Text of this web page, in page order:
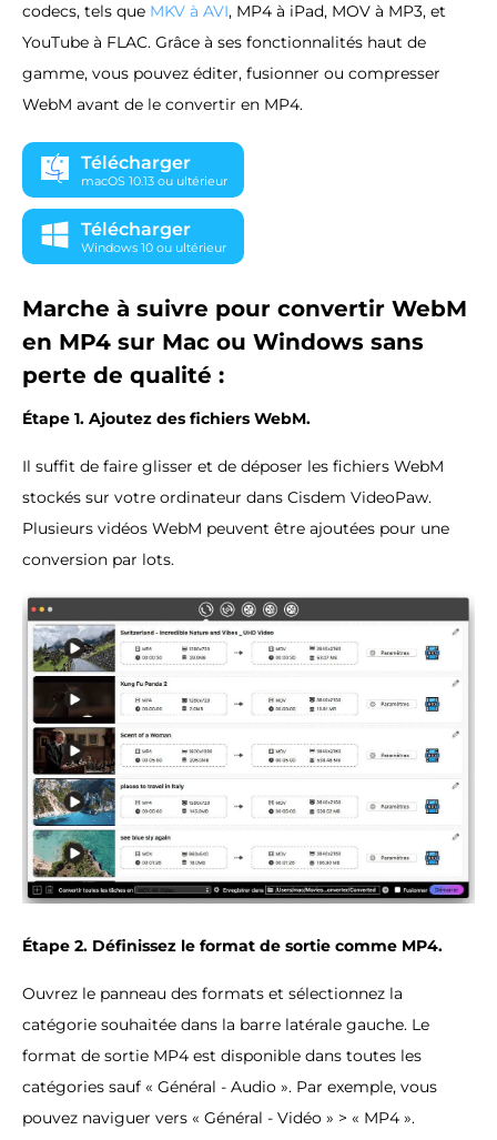
codecs, tels que MKV à AVI, MP4 à iPad, MOV à MP3, et
YouTube à FLAC. Grâce à ses fonctionnalités haut de
gamme, vous pouvez éditer, fusionner ou compresser
WebM avant de le convertir en MP4.
Télécharger
macOS 10.13 ou ultérieur
Télécharger
Windows 10 ou ultérieur
Marche à suivre pour convertir WebM
en MP4 sur Mac ou Windows sans
perte de qualité :
Étape 1. Ajoutez des fichiers WebM.
Il suffit de faire glisser et de déposer les fichiers WebM
stockés sur votre ordinateur dans Cisdem VideoPaw.
Plusieurs vidéos WebM peuvent être ajoutées pour une
conversion par lots.
Étape 2. Définissez le format de sortie comme MP4.
Ouvrez le panneau des formats et sélectionnez la
catégorie souhaitée dans la barre latérale gauche. Le
format de sortie MP4 est disponible dans toutes les
catégories sauf « Général - Audio ». Par exemple, vous
pouvez naviguer vers « Général - Vidéo » > « MP4 ».